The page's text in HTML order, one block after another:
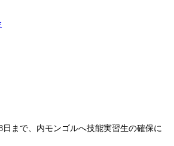
日まで、内モンゴルへ技能実習生の確保に